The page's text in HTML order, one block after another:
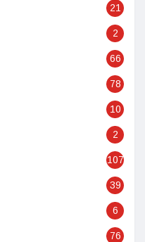
21
2
66
78
10
2
107
39
6
76